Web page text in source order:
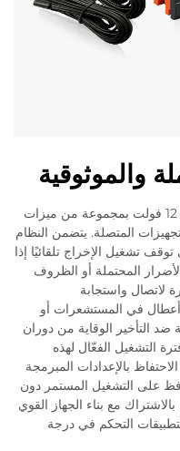
والموثوقية
يُدمج جهاز التحكم في درجة الحرارة بجهد 12 فولت بمجموعة من ميزات
المتصلة. يتضمن النظام
تشغيل الإخراج تلقائيًا إذا
المحتملة أو الظروف
لاتصال واستجابة
في المستشعرات أو
التأخير الوقاية من دوران
التشغيل الفعّال لهذه
بالإعدادات المبرمجة
على التشغيل المستمر دون
مع بناء الجهاز القوي
التحكم في درجة